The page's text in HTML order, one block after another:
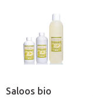
Saloos bio